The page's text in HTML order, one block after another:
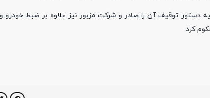
دستور توقیف آن را صادر و شرکت مزبور نیز علاوه بر ضبط خودرو